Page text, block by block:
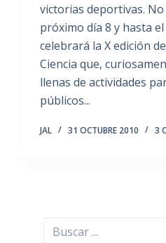
victorias deportivas.
próximo día 8 y hasta
celebrará la X edición
Ciencia que,
llenas de actividades
públicos...
JAL 31 OCTUBRE 2010 3
Buscar